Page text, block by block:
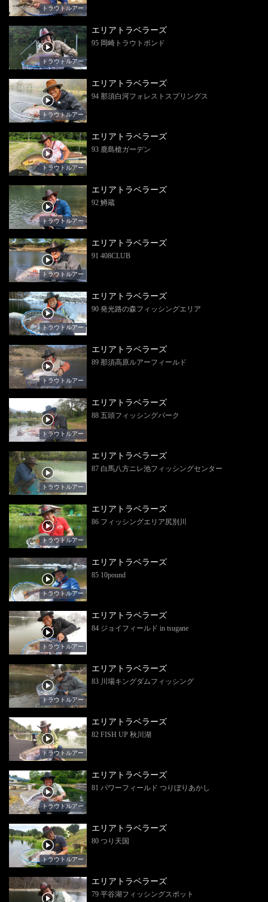
トラウトルアー
トラウトルアー
エリアトラベラーズ
95 岡崎トラウトポンド
トラウトルアー
エリアトラベラーズ
94 那須白河フォレストスプリングス
トラウトルアー
エリアトラベラーズ
93 鹿島槍ガーデン
トラウトルアー
エリアトラベラーズ
92 鱒蔵
トラウトルアー
エリアトラベラーズ
91 408CLUB
トラウトルアー
エリアトラベラーズ
90 発光路の森フィッシングエリア
トラウトルアー
エリアトラベラーズ
89 那須高原ルアーフィールド
トラウトルアー
エリアトラベラーズ
88 五頭フィッシングパーク
トラウトルアー
エリアトラベラーズ
87 白馬八方ニレ池フィッシングセンター
トラウトルアー
エリアトラベラーズ
86 フィッシングエリア尻別川
トラウトルアー
エリアトラベラーズ
85 10pound
トラウトルアー
エリアトラベラーズ
84 ジョイフィールド in tsugane
トラウトルアー
エリアトラベラーズ
83 川場キングダムフィッシング
トラウトルアー
エリアトラベラーズ
82 FISH UP 秋川湖
トラウトルアー
エリアトラベラーズ
81 パワーフィールド つりぼりあかし
トラウトルアー
エリアトラベラーズ
80 つり天国
エリアトラベラーズ
79 平谷湖フィッシングスポット